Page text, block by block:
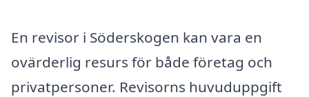
En revisor i Söderskogen kan vara en
ovärderlig resurs för både företag och
privatpersoner. Revisorns huvuduppgift